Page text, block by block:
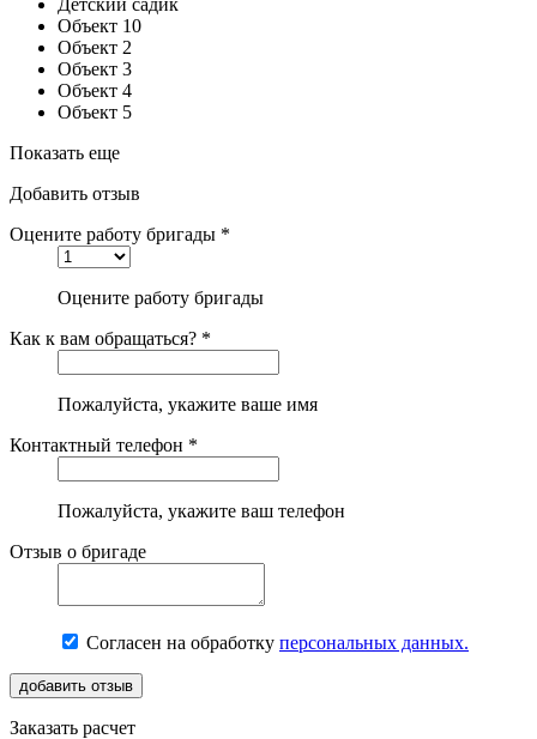
Объект 10
Объект 2
Объект 3
Объект 4
Объект 5
Показать еще
Добавить отзыв
Оцените работу бригады *
Оцените работу бригады
Как к вам обращаться? *
Пожалуйста, укажите ваше имя
Контактный телефон *
Пожалуйста, укажите ваш телефон
Отзыв о бригаде
Согласен на обработку персональных данных.
Заказать расчет